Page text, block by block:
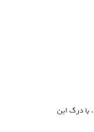
با درک این